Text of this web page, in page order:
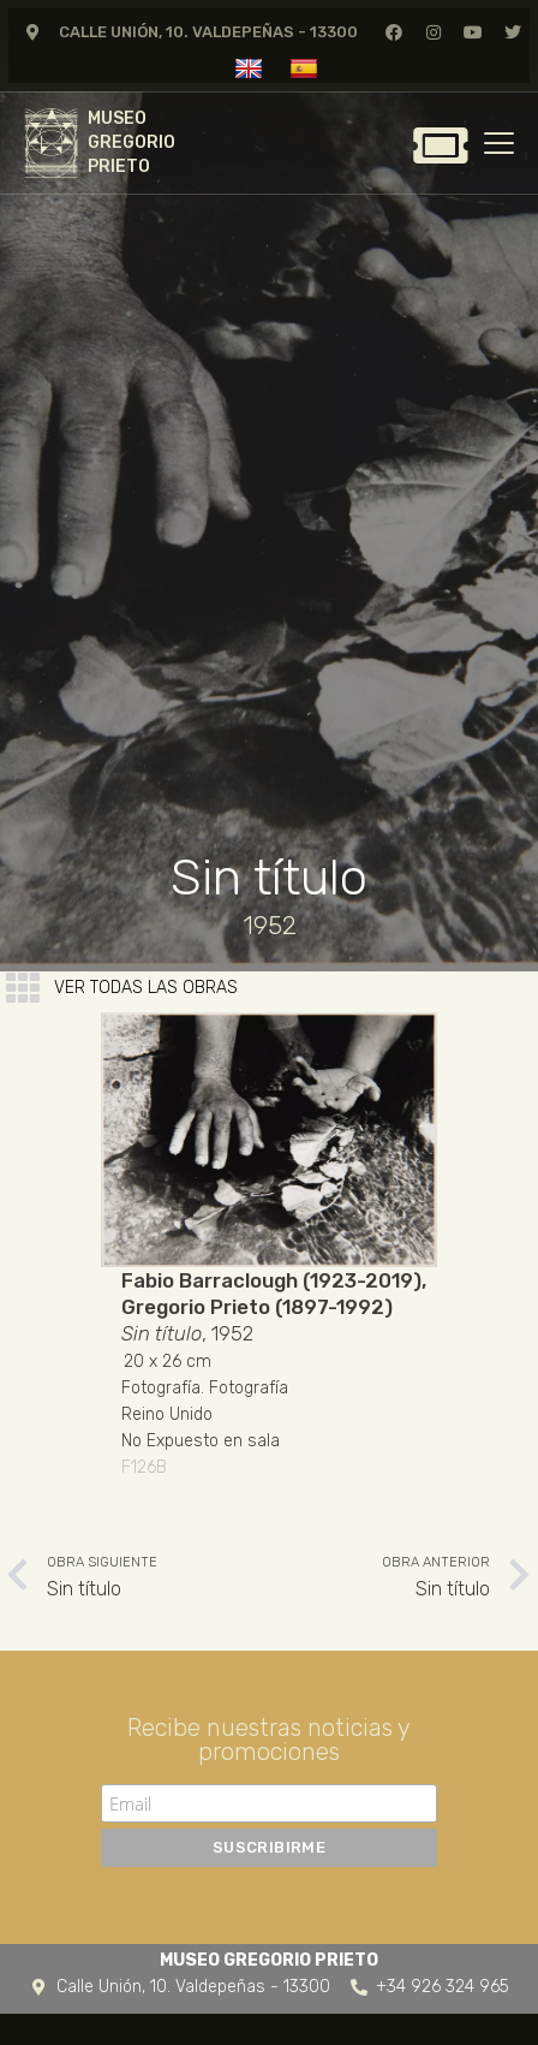
CALLE UNIÓN, 10. VALDEPEÑAS - 13300
MUSEO
GREGORIO
PRIETO
MUSEO
GREGORIO
GREGORIO PRIETO
MUSEO
ARCHIVO
CERTAMEN DE DIBUJO
FUNDACIÓN
TIENDA
NOTICIAS
Sin título
1952
VER TODAS LAS OBRAS
Fabio Barraclough (1923-2019),
Gregorio Prieto (1897-1992)
Sin título, 1952
20 x 26 cm
Fotografía. Fotografía
Reino Unido
No Expuesto en sala
F126B
OBRA SIGUIENTE
Sin título
OBRA ANTERIOR
Sin título
Recibe nuestras noticias y
promociones
MUSEO GREGORIO PRIETO
Calle Unión, 10. Valdepeñas - 13300
+34 926 324 965